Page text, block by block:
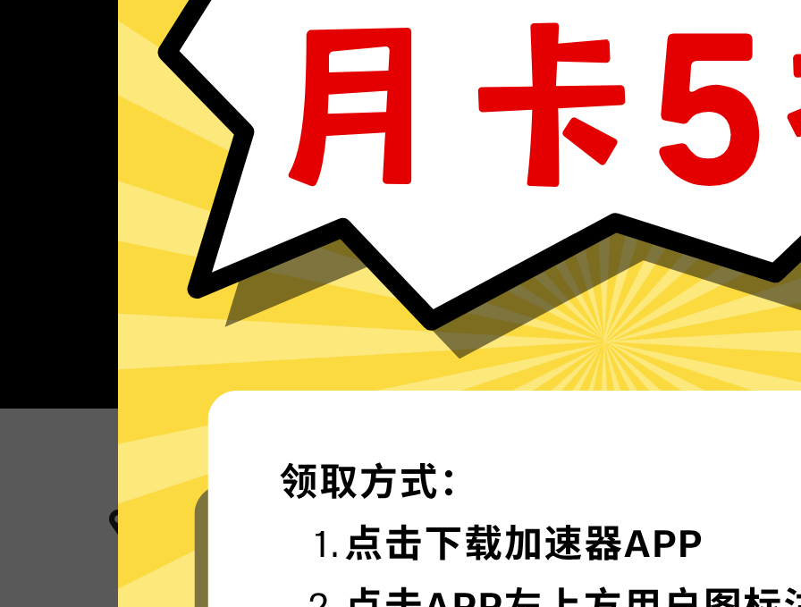
更多服务器地区选择
魔法上网工具现已拥有超多加速服务器节点，并且还在不断增加中。
魔法上网工具已为所